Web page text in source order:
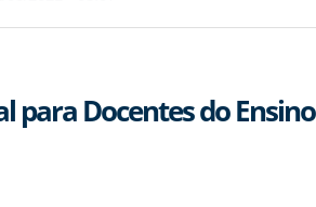
para Docentes do Ensino